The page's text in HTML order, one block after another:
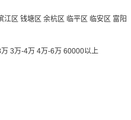
江区 钱塘区 余杭区 临平区 临安区 富阳
3万-4万 4万-6万 60000以上